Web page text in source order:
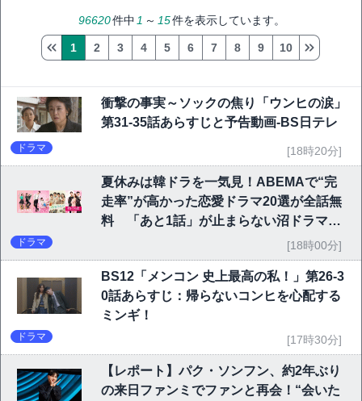
96620件中 1 ～ 15件を表示しています。
1 2 3 4 5 6 7 8 9 10
衝撃の事実～ソックの焦り「ウンヒの涙」
第31-35話あらすじと予告動画-BS日テレ
ドラマ [18時20分]
夏休みは韓ドラを一気見！ABEMAで“完
走率”が高かった恋愛ドラマ20選が全話無
料 「あと1話」が止まらない沼ドラマを
ドラマ [18時00分]
BS12「メンコン 史上最高の私！」第26-3
0話あらすじ：帰らないコンヒを心配する
ミンギ！
ドラマ [17時30分]
【レポート】パク・ソンフン、約2年ぶり
の来日ファンミでファンと再会！“会いた